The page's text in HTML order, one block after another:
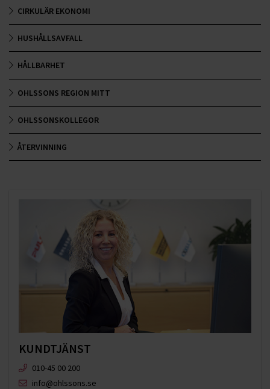
CIRKULÄR EKONOMI
HUSHÅLLSAVFALL
HÅLLBARHET
OHLSSONS REGION MITT
OHLSSONSKOLLEGOR
ÅTERVINNING
KUNDTJÄNST
010-45 00 200​
info@ohlssons.se